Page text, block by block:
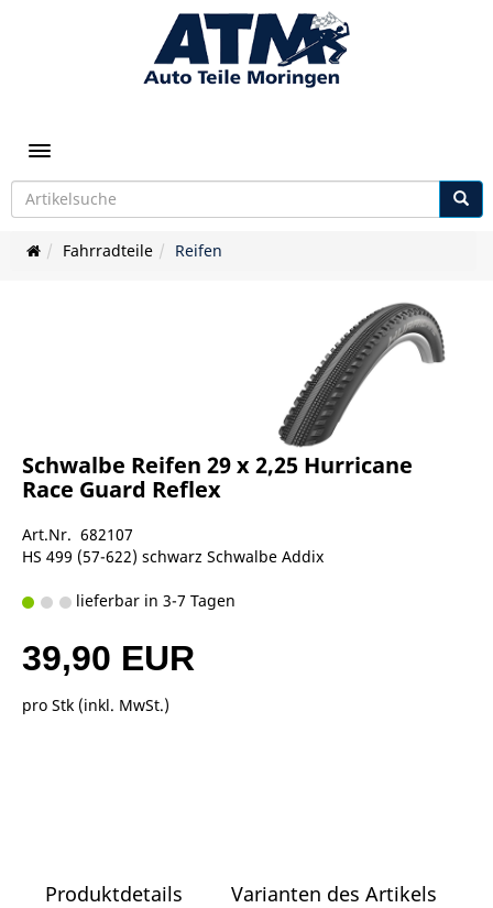
Toggle navigation
Fahrradteile Reifen
Schwalbe Reifen 29 x 2,25 Hurricane
Race Guard Reflex
Art.Nr. 682107
HS 499 (57-622) schwarz Schwalbe Addix
lieferbar in 3-7 Tagen
39,90 EUR
pro Stk (inkl. MwSt.)
Produktdetails
Varianten des Artikels